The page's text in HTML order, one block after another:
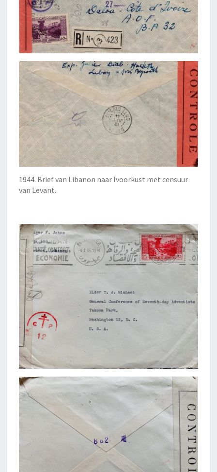
1944. Brief van Libanon naar Ivoorkust met censuur
van Levant.